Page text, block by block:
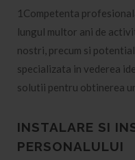
1Competenta
lungul multor ani de
nostri, precum si
specializata in vederea
solutii pentru obtinerea
INSTALARE SI
PERSONALULUI